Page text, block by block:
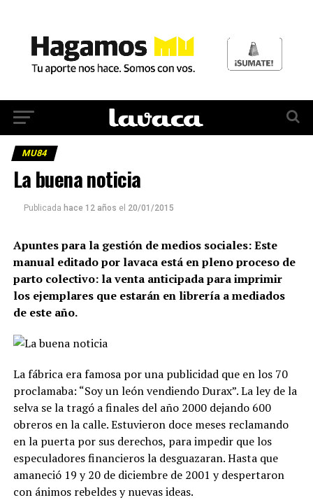
MU84
La buena noticia
Publicada hace 12 años el 20/01/2015
Apuntes para la gestión de medios sociales: Este
manual editado por lavaca está en pleno proceso de
parto colectivo: la venta anticipada para imprimir
los ejemplares que estarán en librería a mediados
de este año.
La fábrica era famosa por una publicidad que en los 70
proclamaba: “Soy un león vendiendo Durax”. La ley de la
selva se la tragó a finales del año 2000 dejando 600
obreros en la calle. Estuvieron doce meses reclamando
en la puerta por sus derechos, para impedir que los
especuladores financieros la desguazaran. Hasta que
amaneció 19 y 20 de diciembre de 2001 y despertaron
con ánimos rebeldes y nuevas ideas.